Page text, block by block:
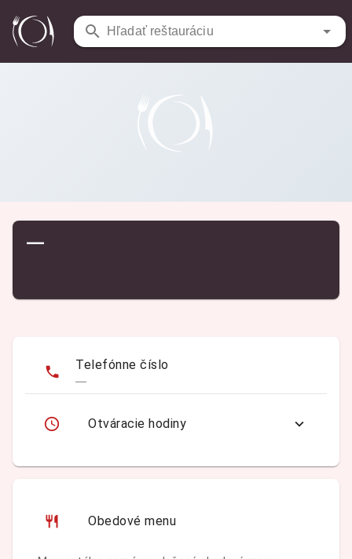
Hľadať reštauráciu
Reštaurácie /
—
Telefónne číslo
—
Otváracie hodiny
Obedové menu